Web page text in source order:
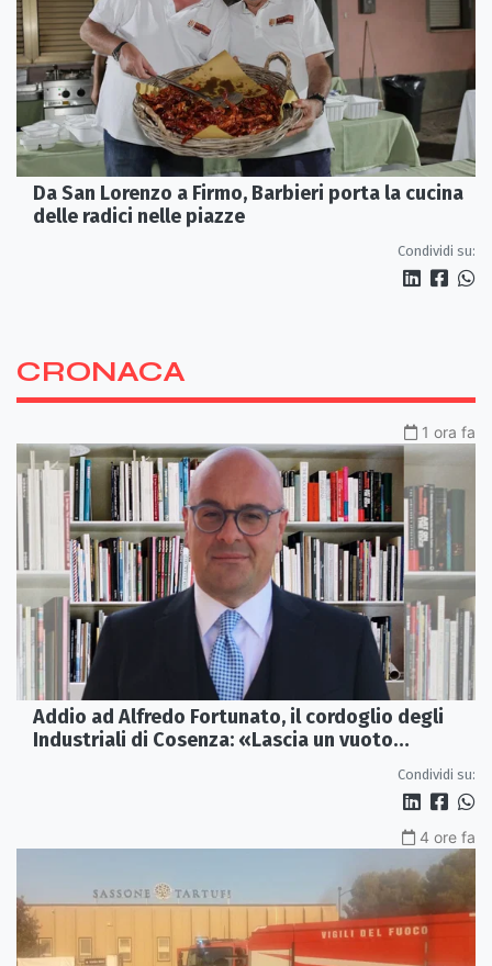
Da San Lorenzo a Firmo, Barbieri porta la cucina
delle radici nelle piazze
Condividi su:
CRONACA
1 ora fa
Addio ad Alfredo Fortunato, il cordoglio degli
Industriali di Cosenza: «Lascia un vuoto
Condividi su:
4 ore fa